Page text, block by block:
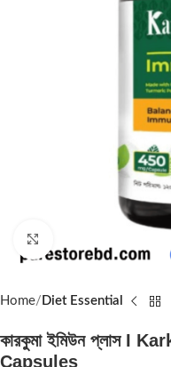
Home Diet Essential
কারকুমা ইমিউন প্লাস I
Capsules